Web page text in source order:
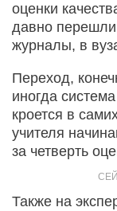
оценки
давно
журналы, в
Переход,
иногда
кроется в
учителя
за четверть
Также на